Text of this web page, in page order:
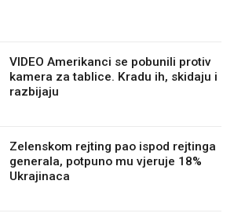
VIDEO Amerikanci se pobunili protiv
kamera za tablice. Kradu ih, skidaju i
razbijaju
Zelenskom rejting pao ispod rejtinga
generala, potpuno mu vjeruje 18%
Ukrajinaca